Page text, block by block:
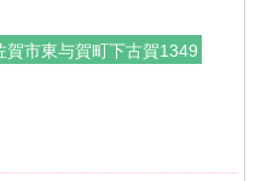
賀市東与賀町下古賀1349